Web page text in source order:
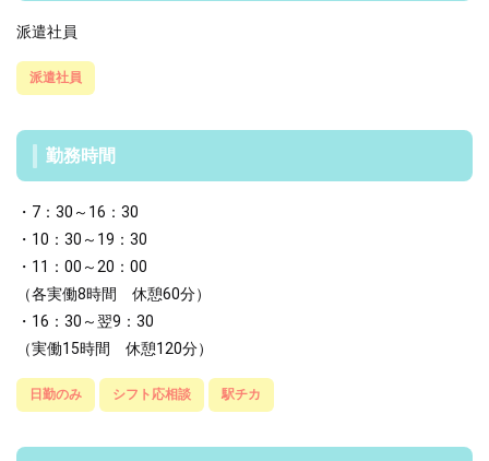
派遣社員
派遣社員
勤務時間
・7：30～16：30
・10：30～19：30
・11：00～20：00
（各実働8時間 休憩60分）
・16：30～翌9：30
（実働15時間 休憩120分）
日勤のみ シフト応相談 駅チカ